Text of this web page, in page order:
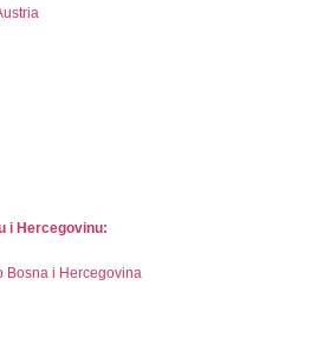
i Hercegovinu:
Bosna i Hercegovina